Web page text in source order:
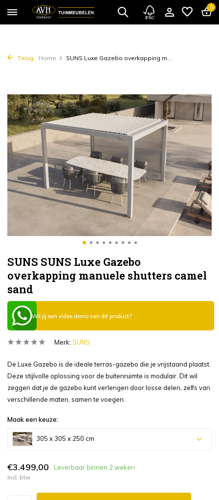
0
Terug Home SUNS Luxe Gazebo overkapping m...
SUNS SUNS Luxe Gazebo
overkapping manuele shutters camel
sand
Wil jij een video demo van dit product?
Merk: SUNS
De Luxe Gazebo is de ideale terras-gazebo die je vrijstaand plaatst.
Deze stijlvolle oplossing voor de buitenruimte is modulair. Dit wil
zeggen dat je de gazebo kunt verlengen door losse delen, zelfs van
verschillende maten, samen te voegen.
Maak een keuze:
305 x 305 x 250 cm
€3.499,00 Leverbaar binnen 2 weken
Incl. btw